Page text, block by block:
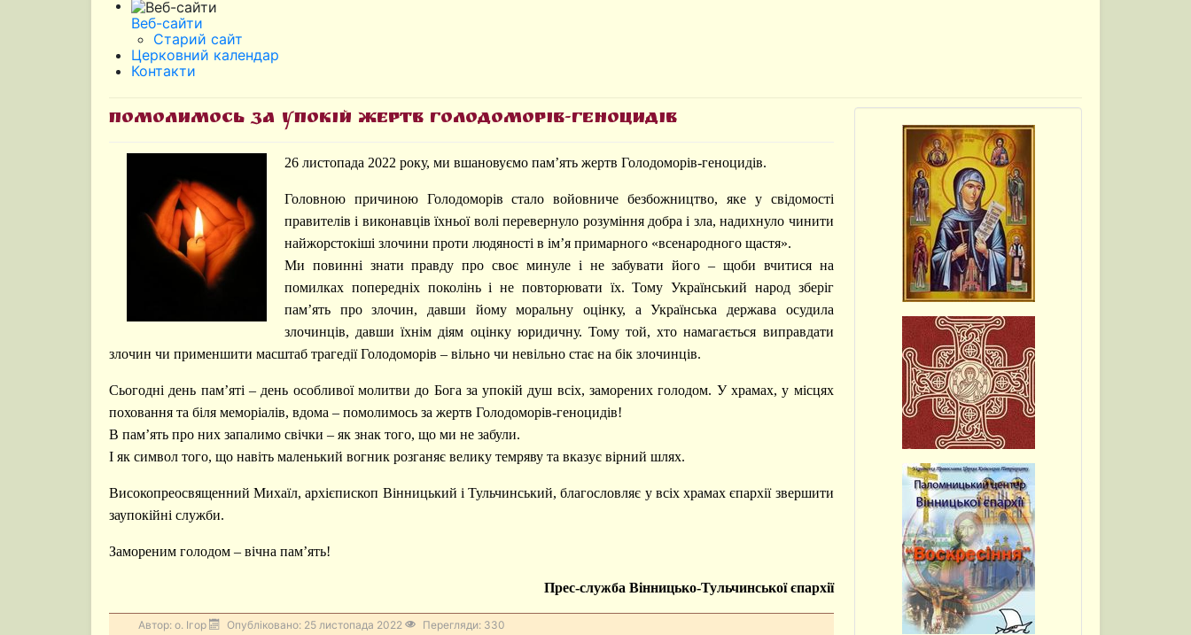
Веб-сайти
Старий сайт
Церковний календар
Контакти
Помолимось за упокій жертв Голодоморів-геноцидів
26 листопада 2022 року, ми вшановуємо пам’ять жертв Голодоморів-геноцидів.
Головною причиною Голодоморів стало войовниче безбожництво, яке у свідомості
правителів і виконавців їхньої волі перевернуло розуміння добра і зла, надихнуло чинити
найжорстокіші злочини проти людяності в ім’я примарного «всенародного щастя».
Ми повинні знати правду про своє минуле і не забувати його – щоби вчитися на
помилках попередніх поколінь і не повторювати їх. Тому Український народ зберіг
пам’ять про злочин, давши йому моральну оцінку, а Українська держава осудила
злочинців, давши їхнім діям оцінку юридичну. Тому той, хто намагається виправдати
злочин чи применшити масштаб трагедії Голодоморів – вільно чи невільно стає на бік злочинців.
Сьогодні день пам’яті – день особливої молитви до Бога за упокій душ всіх, заморених голодом. У храмах, у місцях
поховання та біля меморіалів, вдома – помолимось за жертв Голодоморів-геноцидів!
В пам’ять про них запалимо свічки – як знак того, що ми не забули.
І як символ того, що навіть маленький вогник розганяє велику темряву та вказує вірний шлях.
Високопреосвященний Михаїл, архієпископ Вінницький і Тульчинський, благословляє у всіх храмах єпархії звершити
заупокійні служби.
Замореним голодом – вічна пам’ять!
Прес-служба Вінницько-Тульчинської єпархії
Автор: о. Ігор Опубліковано: 25 листопада 2022 Перегляди: 330